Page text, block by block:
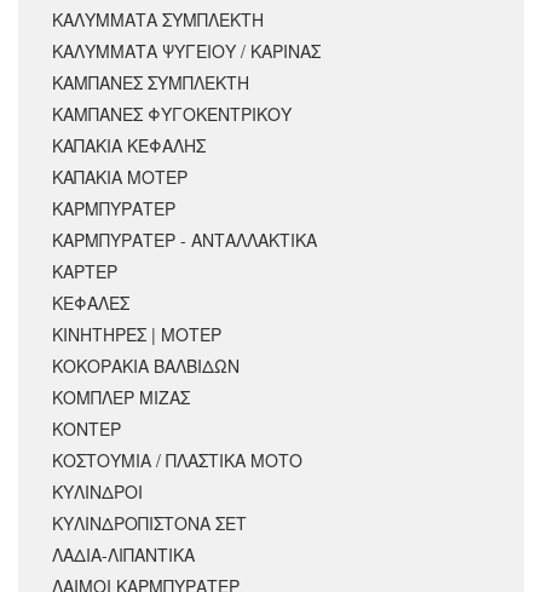
ΚΑΛΥΜΜΑΤΑ ΣΥΜΠΛΕΚΤΗ
ΚΑΛΥΜΜΑΤΑ ΨΥΓΕΙΟΥ / ΚΑΡΙΝΑΣ
ΚΑΜΠΑΝΕΣ ΣΥΜΠΛΕΚΤΗ
ΚΑΜΠΑΝΕΣ ΦΥΓΟΚΕΝΤΡΙΚΟΥ
ΚΑΠΑΚΙΑ ΚΕΦΑΛΗΣ
ΚΑΠΑΚΙΑ ΜΟΤΕΡ
ΚΑΡΜΠΥΡΑΤΕΡ
ΚΑΡΜΠΥΡΑΤΕΡ - ΑΝΤΑΛΛΑΚΤΙΚΑ
ΚΑΡΤΕΡ
ΚΕΦΑΛΕΣ
ΚΙΝΗΤΗΡΕΣ | ΜΟΤΕΡ
ΚΟΚΟΡΑΚΙΑ ΒΑΛΒΙΔΩΝ
ΚΟΜΠΛΕΡ ΜΙΖΑΣ
ΚΟΝΤΕΡ
ΚΟΣΤΟΥΜΙΑ / ΠΛΑΣΤΙΚΑ ΜΟΤΟ
ΚΥΛΙΝΔΡΟΙ
ΚΥΛΙΝΔΡΟΠΙΣΤΟΝΑ ΣΕΤ
ΛΑΔΙΑ-ΛΙΠΑΝΤΙΚΑ
ΛΑΙΜΟΙ ΚΑΡΜΠΥΡΑΤΕΡ